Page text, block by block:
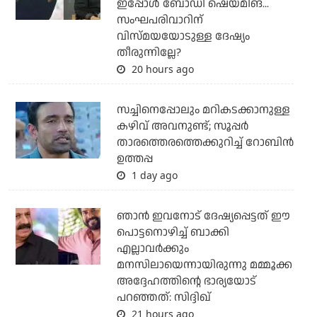
ഇപ്പോള്‍ ബോഡി ഷെയ്മിങ്...
സംഘപരിവാറിന്
വിസ്മയയോടുള്ള ദേഷ്യം
തീരുന്നില്ലേ?
20 hours ago
സച്ചിനെപ്പോലും മറികടക്കാനുള്ള
കഴിവ് അവനുണ്ട്; സൂപ്പര്‍
താരത്തെരത്തെക്കുറിച്ച് റോബിന്‍
ഉത്തപ്പ
1 day ago
ഞാന്‍ ഇവനോട് ദേഷ്യപ്പെട്ടത് ഈ
പൊട്ടനൊഴിച്ച് ബാക്കി
എല്ലാവര്‍ക്കും
മനസിലായെന്നായിരുന്നു മമ്മൂക്ക
അദ്ദേഹത്തിന്റെ ഭാര്യയോട്
പറഞ്ഞത്: സിദ്ദിഖ്
21 hours ago